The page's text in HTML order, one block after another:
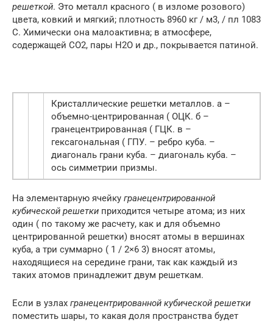
решеткой. Это металл красного ( в изломе розового)
цвета, ковкий и мягкий; плотность 8960 кг / м3, / пл 1083
С. Химически она малоактивна; в атмосфере,
содержащей СО2, пары Н2О и др., покрывается патиной.
Кристаллические решетки металлов. а –
объемно-центрированная ( ОЦК. б –
гранецентрированная ( ГЦК. в –
гексагональная ( ГПУ. – ребро куба. –
диагональ грани куба. – диагональ куба. –
ось симметрии призмы.
На элементарную ячейку гранецентрированной
кубической решетки приходится четыре атома; из них
один ( по такому же расчету, как и для объемно
центрированной решетки) вносят атомы в вершинах
куба, а три суммарно ( 1 / 2×6 3) вносят атомы,
находящиеся на середине грани, так как каждый из
таких атомов принадлежит двум решеткам.
Если в узлах гранецентрированной кубической решетки
поместить шары, то какая доля пространства будет